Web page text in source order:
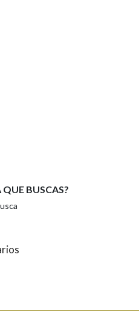
da política de
na imaxe:
BUSCAS?